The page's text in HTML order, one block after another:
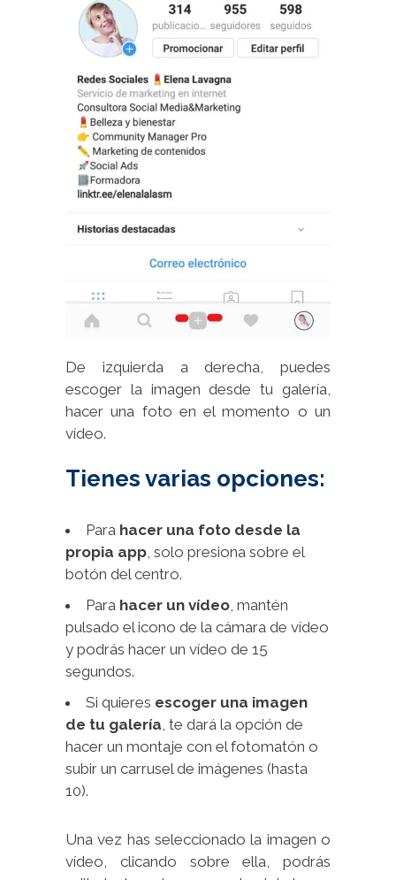
De izquierda a derecha, puedes
escoger la imagen desde tu galería,
hacer una foto en el momento o un
vídeo.
Tienes varias opciones:
Para hacer una foto desde la
propia app , solo presiona sobre el
botón del centro.
Para hacer un vídeo , mantén
pulsado el icono de la cámara de vídeo
y podrás hacer un vídeo de 15
segundos.
Si quieres escoger una imagen
de tu galería , te dará la opción de
hacer un montaje con el fotomatón o
subir un carrusel de imágenes (hasta
10).
Una vez has seleccionado la imagen o
vídeo, clicando sobre ella, podrás